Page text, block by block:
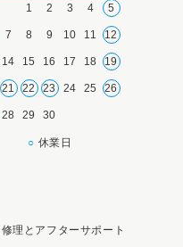
1 2 3 4 5
7 8 9 10 11 12
14 15 16 17 18 19
21 22 23 24 25 26
28 29 30
○ 休業日
修理とアフターサポート